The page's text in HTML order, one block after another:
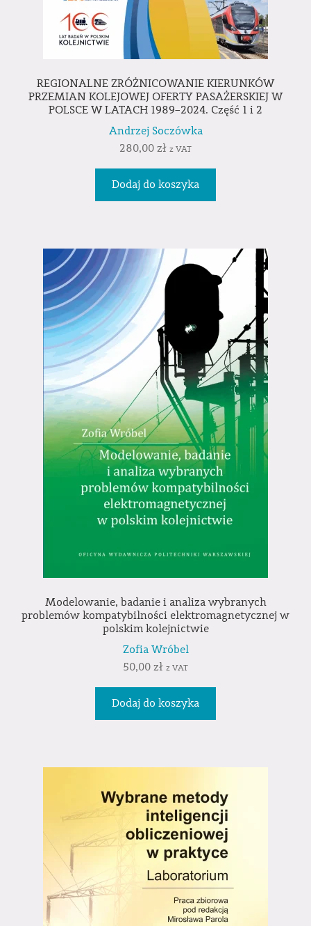
REGIONALNE ZRÓŻNICOWANIE KIERUNKÓW
PRZEMIAN KOLEJOWEJ OFERTY PASAŻERSKIEJ W
POLSCE W LATACH 1989–2024. Część 1 i 2
Andrzej Soczówka
280,00 zł z VAT
Dodaj do koszyka
Modelowanie, badanie i analiza wybranych
problemów kompatybilności elektromagnetycznej w
polskim kolejnictwie
Zofia Wróbel
50,00 zł z VAT
Dodaj do koszyka